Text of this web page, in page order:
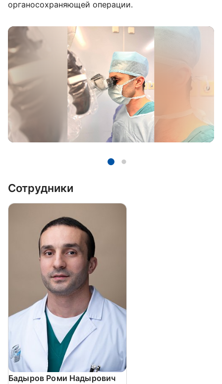
органосохраняющей операции.
Сотрудники
Бадыров Роми Надырович